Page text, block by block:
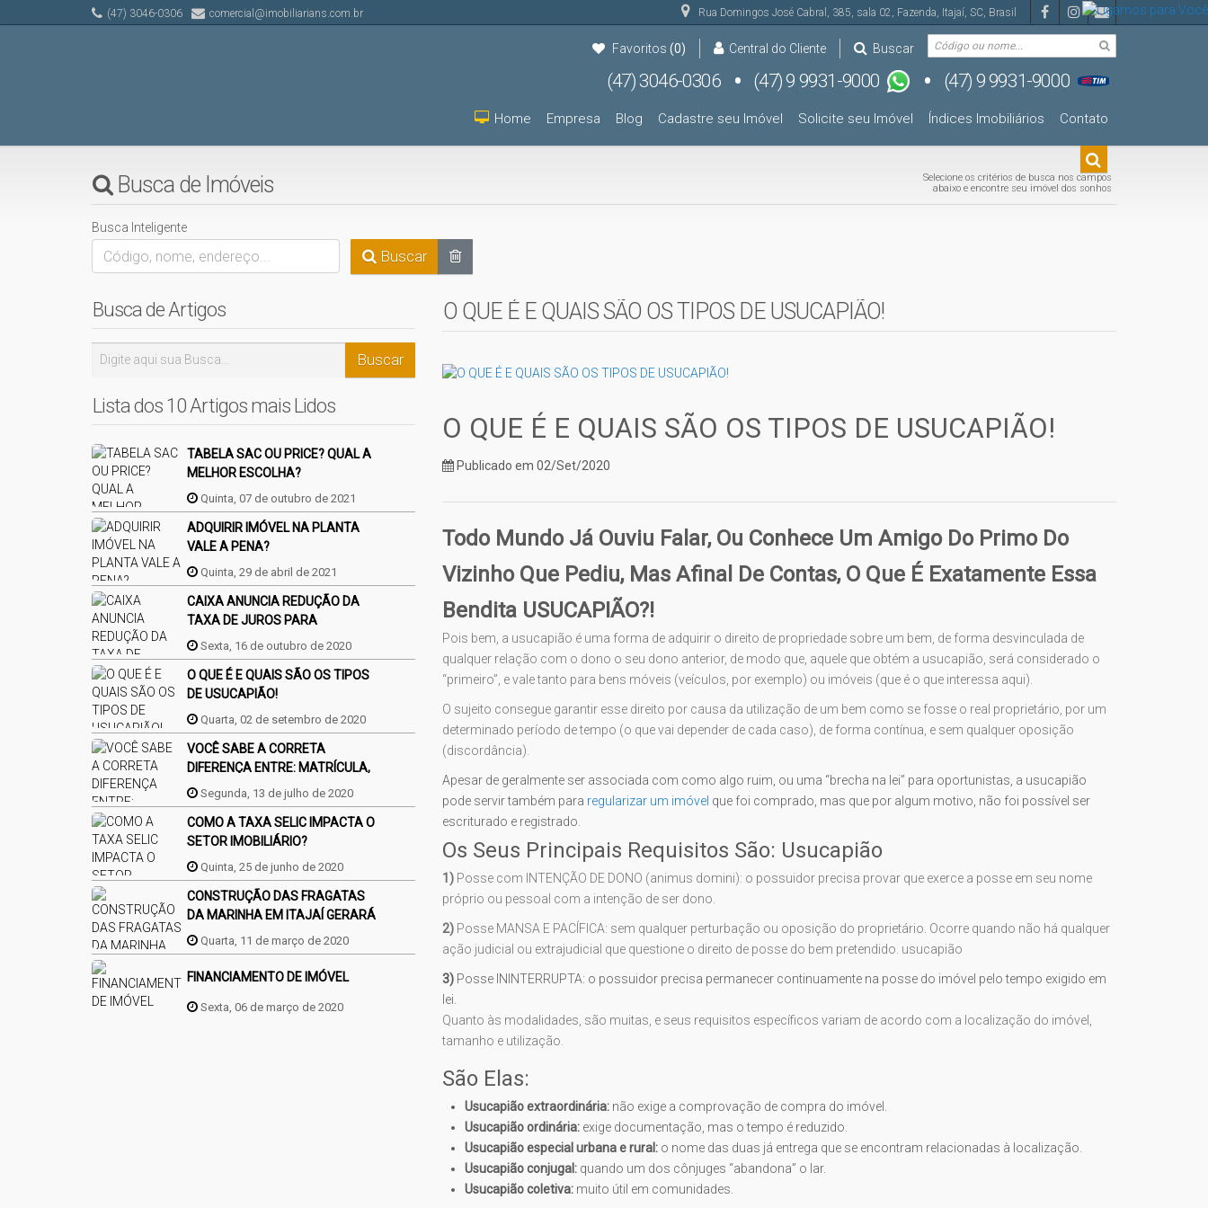
Rua Domingos José Cabral , 385, sala 02, Fazenda, Itajaí, SC, Brasil
(47) 3046-0306 comercial@imobiliarians.com.br
Buscar
Central do Cliente
Favoritos (0)
(47) 9 9931-9000 (47) 9 9931-9000
Contato
Índices Imobiliários
Solicite seu Imóvel
Cadastre seu Imóvel
Blog
Empresa
Home
Busca de Imóveis
Selecione os critérios de busca nos campos
abaixo e encontre seu imóvel dos sonhos
Busca Inteligente
Buscar
Busca de Artigos
Lista dos 10 Artigos mais Lidos
TABELA SAC OU PRICE? QUAL A
MELHOR ESCOLHA?
Quinta, 07 de outubro de 2021
ADQUIRIR IMÓVEL NA PLANTA
VALE A PENA?
Quinta, 29 de abril de 2021
CAIXA ANUNCIA REDUÇÃO DA
TAXA DE JUROS PARA
FINANCIAMENTO DA CASA
PRÓPRIA
Sexta, 16 de outubro de 2020
O QUE É E QUAIS SÃO OS TIPOS
DE USUCAPIÃO!
Quarta, 02 de setembro de 2020
VOCÊ SABE A CORRETA
DIFERENÇA ENTRE: MATRÍCULA,
REGISTRO E AVERBAÇÃO?
Segunda, 13 de julho de 2020
COMO A TAXA SELIC IMPACTA O
SETOR IMOBILIÁRIO?
Quinta, 25 de junho de 2020
CONSTRUÇÃO DAS FRAGATAS
DA MARINHA EM ITAJAÍ GERARÁ
MAIS EMPREGOS
Quarta, 11 de março de 2020
FINANCIAMENTO DE IMÓVEL
Sexta, 06 de março de 2020
O QUE É E QUAIS SÃO OS TIPOS DE USUCAPIÃO!
O QUE É E QUAIS SÃO OS TIPOS DE USUCAPIÃO!
Publicado em 02/Set/2020
Todo Mundo Já Ouviu Falar, Ou Conhece Um Amigo Do Primo Do
Vizinho Que Pediu, Mas Afinal De Contas, O Que É Exatamente Essa
Bendita USUCAPIÃO?!
Pois bem, a usucapião é uma forma de adquirir o direito de propriedade sobre um bem, de forma desvinculada de
qualquer relação com o dono o seu dono anterior, de modo que, aquele que obtém a usucapião, será considerado o
“primeiro”, e vale tanto para bens móveis (veículos, por exemplo) ou imóveis (que é o que interessa aqui).
O sujeito consegue garantir esse direito por causa da utilização de um bem como se fosse o real proprietário, por um
determinado período de tempo (o que vai depender de cada caso), de forma contínua, e sem qualquer oposição
(discordância).
Apesar de geralmente ser associada com como algo ruim, ou uma “brecha na lei” para oportunistas, a usucapião
pode servir também para regularizar um imóvel que foi comprado, mas que por algum motivo, não foi possível ser
escriturado e registrado.
Os Seus Principais Requisitos São: Usucapião
1) Posse com INTENÇÃO DE DONO (animus domini): o possuidor precisa provar que exerce a posse em seu nome
próprio ou pessoal com a intenção de ser dono.
2) Posse MANSA E PACÍFICA: sem qualquer perturbação ou oposição do proprietário. Ocorre quando não há qualquer
ação judicial ou extrajudicial que questione o direito de posse do bem pretendido. usucapião
3) Posse ININTERRUPTA: o possuidor precisa permanecer continuamente na posse do imóvel pelo tempo exigido em
lei.
Quanto às modalidades, são muitas, e seus requisitos específicos variam de acordo com a localização do imóvel,
tamanho e utilização.
São Elas:
Usucapião extraordinária: não exige a comprovação de compra do imóvel.
Usucapião ordinária: exige documentação, mas o tempo é reduzido.
Usucapião especial urbana e rural: o nome das duas já entrega que se encontram relacionadas à localização.
Usucapião conjugal: quando um dos cônjuges “abandona” o lar.
Usucapião coletiva: muito útil em comunidades.